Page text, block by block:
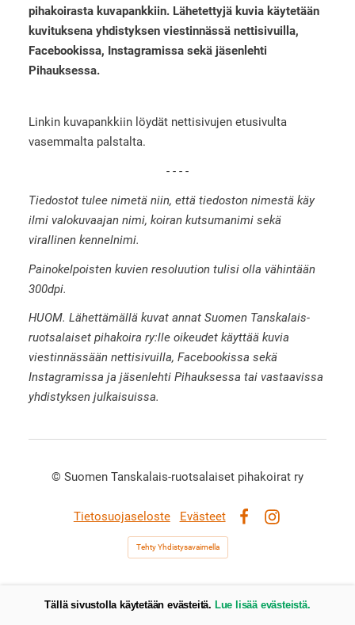
pihakoirasta kuvapankkiin. Lähetettyjä kuvia käytetään
kuvituksena yhdistyksen viestinnässä nettisivuilla,
Facebookissa, Instagramissa sekä jäsenlehti
Pihauksessa.
Linkin kuvapankkiin löydät nettisivujen etusivulta
vasemmalta palstalta.
- - - -
Tiedostot tulee nimetä niin, että tiedoston nimestä käy
ilmi valokuvaajan nimi, koiran kutsumanimi sekä
virallinen kennelnimi.
Painokelpoisten kuvien resoluution tulisi olla vähintään
300dpi.
HUOM. Lähettämällä kuvat annat Suomen Tanskalais-
ruotsalaiset pihakoira ry:lle oikeudet käyttää kuvia
viestinnässään nettisivuilla, Facebookissa sekä
Instagramissa ja jäsenlehti Pihauksessa tai vastaavissa
yhdistyksen julkaisuissa.
© Suomen Tanskalais-ruotsalaiset pihakoirat ry
Tietosuojaseloste
Evästeet
Tehty Yhdistysavaimella
Tällä sivustolla käytetään evästeitä. Lue lisää evästeistä.